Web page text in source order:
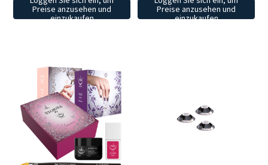
Preise anzusehen und
einzukaufen
Preise anzusehen und
einzukaufen